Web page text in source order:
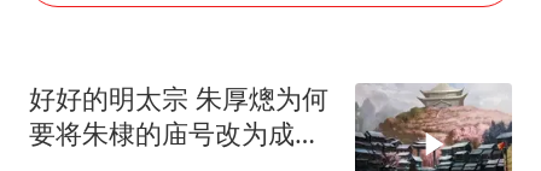
CIA被曝已秘密设立古巴工作组
曝韩足协曾为外籍裁判安排性招待
好好的明太宗 朱厚熜为何
要将朱棣的庙号改为成